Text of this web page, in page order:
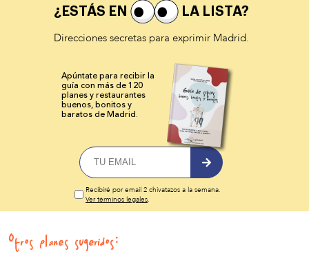
¿ESTÁS EN
LA LISTA?
Direcciones secretas para exprimir Madrid.
Apúntate para recibir la
guía con más de 120
planes y restaurantes
buenos, bonitos y
baratos de Madrid.
Recibiré por email 2 chivatazos a la semana.
Ver términos legales.
Otros planes sugeridos: